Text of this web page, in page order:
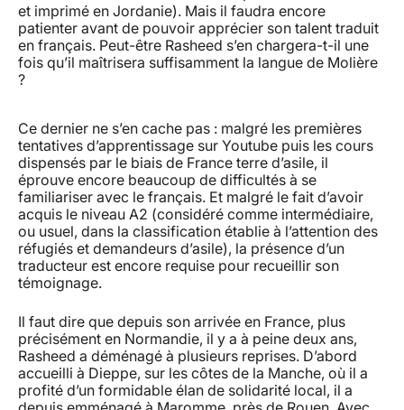
et imprimé en Jordanie). Mais il faudra encore
patienter avant de pouvoir apprécier son talent traduit
en français. Peut-être Rasheed s’en chargera-t-il une
fois qu’il maîtrisera suffisamment la langue de Molière
?
Ce dernier ne s’en cache pas : malgré les premières
tentatives d’apprentissage sur Youtube puis les cours
dispensés par le biais de France terre d’asile, il
éprouve encore beaucoup de difficultés à se
familiariser avec le français. Et malgré le fait d’avoir
acquis le niveau A2 (considéré comme intermédiaire,
ou usuel, dans la classification établie à l’attention des
réfugiés et demandeurs d’asile), la présence d’un
traducteur est encore requise pour recueillir son
témoignage.
Il faut dire que depuis son arrivée en France, plus
précisément en Normandie, il y a à peine deux ans,
Rasheed a déménagé à plusieurs reprises. D’abord
accueilli à Dieppe, sur les côtes de la Manche, où il a
profité d’un formidable élan de solidarité local, il a